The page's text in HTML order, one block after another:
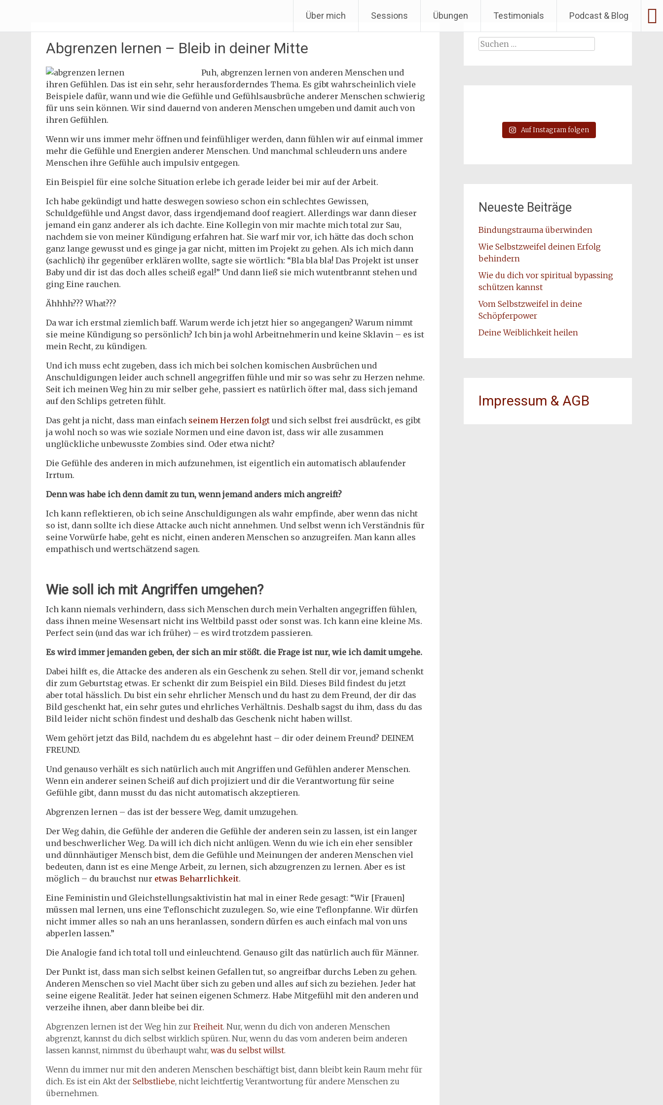
springen
Über mich Sessions Übungen Testimonials Podcast & Blog
Abgrenzen lernen – Bleib in deiner Mitte
Puh, abgrenzen lernen von anderen Menschen und
ihren Gefühlen. Das ist ein sehr, sehr herausforderndes Thema. Es gibt wahrscheinlich viele
Beispiele dafür, wann und wie die Gefühle und Gefühlsausbrüche anderer Menschen schwierig
für uns sein können. Wir sind dauernd von anderen Menschen umgeben und damit auch von
ihren Gefühlen.
Wenn wir uns immer mehr öffnen und feinfühliger werden, dann fühlen wir auf einmal immer
mehr die Gefühle und Energien anderer Menschen. Und manchmal schleudern uns andere
Menschen ihre Gefühle auch impulsiv entgegen.
Ein Beispiel für eine solche Situation erlebe ich gerade leider bei mir auf der Arbeit.
Ich habe gekündigt und hatte deswegen sowieso schon ein schlechtes Gewissen,
Schuldgefühle und Angst davor, dass irgendjemand doof reagiert. Allerdings war dann dieser
jemand ein ganz anderer als ich dachte. Eine Kollegin von mir machte mich total zur Sau,
nachdem sie von meiner Kündigung erfahren hat. Sie warf mir vor, ich hätte das doch schon
ganz lange gewusst und es ginge ja gar nicht, mitten im Projekt zu gehen. Als ich mich dann
(sachlich) ihr gegenüber erklären wollte, sagte sie wörtlich: “Bla bla bla! Das Projekt ist unser
Baby und dir ist das doch alles scheiß egal!” Und dann ließ sie mich wutentbrannt stehen und
ging Eine rauchen.
Ähhhh??? What???
Da war ich erstmal ziemlich baff. Warum werde ich jetzt hier so angegangen? Warum nimmt
sie meine Kündigung so persönlich? Ich bin ja wohl Arbeitnehmerin und keine Sklavin – es ist
mein Recht, zu kündigen.
Und ich muss echt zugeben, dass ich mich bei solchen komischen Ausbrüchen und
Anschuldigungen leider auch schnell angegriffen fühle und mir so was sehr zu Herzen nehme.
Seit ich meinen Weg hin zu mir selber gehe, passiert es natürlich öfter mal, dass sich jemand
auf den Schlips getreten fühlt.
Das geht ja nicht, dass man einfach seinem Herzen folgt und sich selbst frei ausdrückt, es gibt
ja wohl noch so was wie soziale Normen und eine davon ist, dass wir alle zusammen
unglückliche unbewusste Zombies sind. Oder etwa nicht?
Die Gefühle des anderen in mich aufzunehmen, ist eigentlich ein automatisch ablaufender
Irrtum.
Denn was habe ich denn damit zu tun, wenn jemand anders mich angreift?
Ich kann reflektieren, ob ich seine Anschuldigungen als wahr empfinde, aber wenn das nicht
so ist, dann sollte ich diese Attacke auch nicht annehmen. Und selbst wenn ich Verständnis für
seine Vorwürfe habe, geht es nicht, einen anderen Menschen so anzugreifen. Man kann alles
empathisch und wertschätzend sagen.
Wie soll ich mit Angriffen umgehen?
Ich kann niemals verhindern, dass sich Menschen durch mein Verhalten angegriffen fühlen,
dass ihnen meine Wesensart nicht ins Weltbild passt oder sonst was. Ich kann eine kleine Ms.
Perfect sein (und das war ich früher) – es wird trotzdem passieren.
Es wird immer jemanden geben, der sich an mir stößt. die Frage ist nur, wie ich damit umgehe.
Dabei hilft es, die Attacke des anderen als ein Geschenk zu sehen. Stell dir vor, jemand schenkt
dir zum Geburtstag etwas. Er schenkt dir zum Beispiel ein Bild. Dieses Bild findest du jetzt
aber total hässlich. Du bist ein sehr ehrlicher Mensch und du hast zu dem Freund, der dir das
Bild geschenkt hat, ein sehr gutes und ehrliches Verhältnis. Deshalb sagst du ihm, dass du das
Bild leider nicht schön findest und deshalb das Geschenk nicht haben willst.
Wem gehört jetzt das Bild, nachdem du es abgelehnt hast – dir oder deinem Freund? DEINEM
FREUND.
Und genauso verhält es sich natürlich auch mit Angriffen und Gefühlen anderer Menschen.
Wenn ein anderer seinen Scheiß auf dich projiziert und dir die Verantwortung für seine
Gefühle gibt, dann musst du das nicht automatisch akzeptieren.
Abgrenzen lernen – das ist der bessere Weg, damit umzugehen.
Der Weg dahin, die Gefühle der anderen die Gefühle der anderen sein zu lassen, ist ein langer
und beschwerlicher Weg. Da will ich dich nicht anlügen. Wenn du wie ich ein eher sensibler
und dünnhäutiger Mensch bist, dem die Gefühle und Meinungen der anderen Menschen viel
bedeuten, dann ist es eine Menge Arbeit, zu lernen, sich abzugrenzen zu lernen. Aber es ist
möglich – du brauchst nur etwas Beharrlichkeit.
Eine Feministin und Gleichstellungsaktivistin hat mal in einer Rede gesagt: “Wir [Frauen]
müssen mal lernen, uns eine Teflonschicht zuzulegen. So, wie eine Teflonpfanne. Wir dürfen
nicht immer alles so nah an uns heranlassen, sondern dürfen es auch einfach mal von uns
abperlen lassen.”
Die Analogie fand ich total toll und einleuchtend. Genauso gilt das natürlich auch für Männer.
Der Punkt ist, dass man sich selbst keinen Gefallen tut, so angreifbar durchs Leben zu gehen.
Anderen Menschen so viel Macht über sich zu geben und alles auf sich zu beziehen. Jeder hat
seine eigene Realität. Jeder hat seinen eigenen Schmerz. Habe Mitgefühl mit den anderen und
verzeihe ihnen, aber dann bleibe bei dir.
Abgrenzen lernen ist der Weg hin zur Freiheit. Nur, wenn du dich von anderen Menschen
abgrenzt, kannst du dich selbst wirklich spüren. Nur, wenn du das vom anderen beim anderen
lassen kannst, nimmst du überhaupt wahr, was du selbst willst.
Wenn du immer nur mit den anderen Menschen beschäftigt bist, dann bleibt kein Raum mehr für
dich. Es ist ein Akt der Selbstliebe, nicht leichtfertig Verantwortung für andere Menschen zu
übernehmen.
Suchen
Auf Instagram folgen
Neueste Beiträge
Bindungstrauma überwinden
Wie Selbstzweifel deinen Erfolg
behindern
Wie du dich vor spiritual bypassing
schützen kannst
Vom Selbstzweifel in deine
Schöpferpower
Deine Weiblichkeit heilen
Impressum & AGB